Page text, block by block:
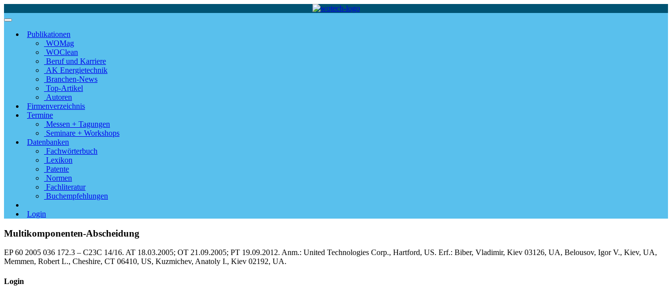
Publikationen
WOMag
WOClean
Beruf und Karriere
AK Energietechnik
Branchen-News
Top-Artikel
Autoren
Firmenverzeichnis
Termine
Messen + Tagungen
Seminare + Workshops
Datenbanken
Fachwörterbuch
Lexikon
Patente
Normen
Fachliteratur
Buchempfehlungen
Login
Multikomponenten-Abscheidung
EP 60 2005 036 172.3 – C23C 14/16. AT 18.03.2005; OT 21.09.2005; PT 19.09.2012. Anm.: United Technologies Corp., Hartford, US. Erf.: Biber, Vladimir, Kiev 03126, UA, Belousov, Igor V., Kiev, UA,
Memmen, Robert L., Cheshire, CT 06410, US, Kuzmichev, Anatoly I., Kiev 02192, UA.
Login